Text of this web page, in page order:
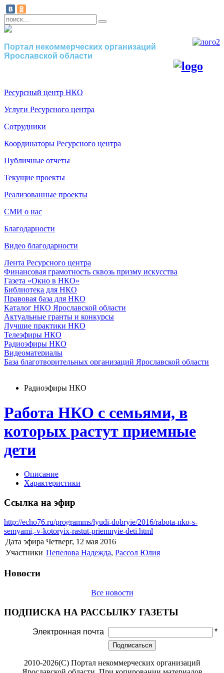
Портал некоммерческих организаций
Ярославской области
Ресурсный центр НКО
Услуги Ресурсного центра
Сотрудники
Координаторы Ресурсного центра
Публичные отчеты
Текущие проекты
Реализованные проекты
СМИ о нас
Благодарности
Видео благодарности
Лента Ресурсного центра
Финансовая грамотность сквозь призму искусства
Газета «Окно в НКО»
Библиотека для НКО
Правовая база для НКО
Каталог НКО Ярославской области
Актуальные гранты и конкурсы
Лучшие практики НКО
Телеэфиры НКО
Радиоэфиры НКО
Видеоматериалы
База благотворительных организаций Ярославской области
Радиоэфиры НКО
Работа НКО с семьями, в
которых растут приемные
дети
Описание
Характеристики
Ссылка на эфир
http://echo76.ru/programms/lyudi-dobryie/2016/rabota-nko-s-
semyami,-v-kotoryix-rastut-priemnyie-deti.html
Дата эфира Четверг, 12 мая 2016
Участники Пепелова Надежда, Рассол Юлия
Новости
Все новости
ПОДПИСКА НА РАССЫЛКУ ГАЗЕТЫ
Электронная почта *
Подписаться
2010-2026(С) Портал некоммерческих организаций